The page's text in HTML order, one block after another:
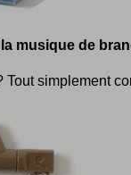
musique de
simplement